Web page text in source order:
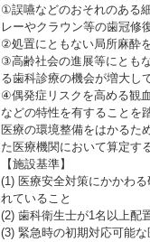
①誤嚥などのおそれのある
レーやクラウン等の歯冠修
②処置にともない局所麻酔
③高齢社会の進展等にとも
る歯科診療の機会が増大し
④偶発症リスクを高める観
などの特性を有することを
医療の環境整備をはかるた
た医療機関において算定す
【施設基準】
(1) 医療安全対策にかかわ
れていること
(2) 歯科衛生士が1名以上配
(3) 緊急時の初期対応可能